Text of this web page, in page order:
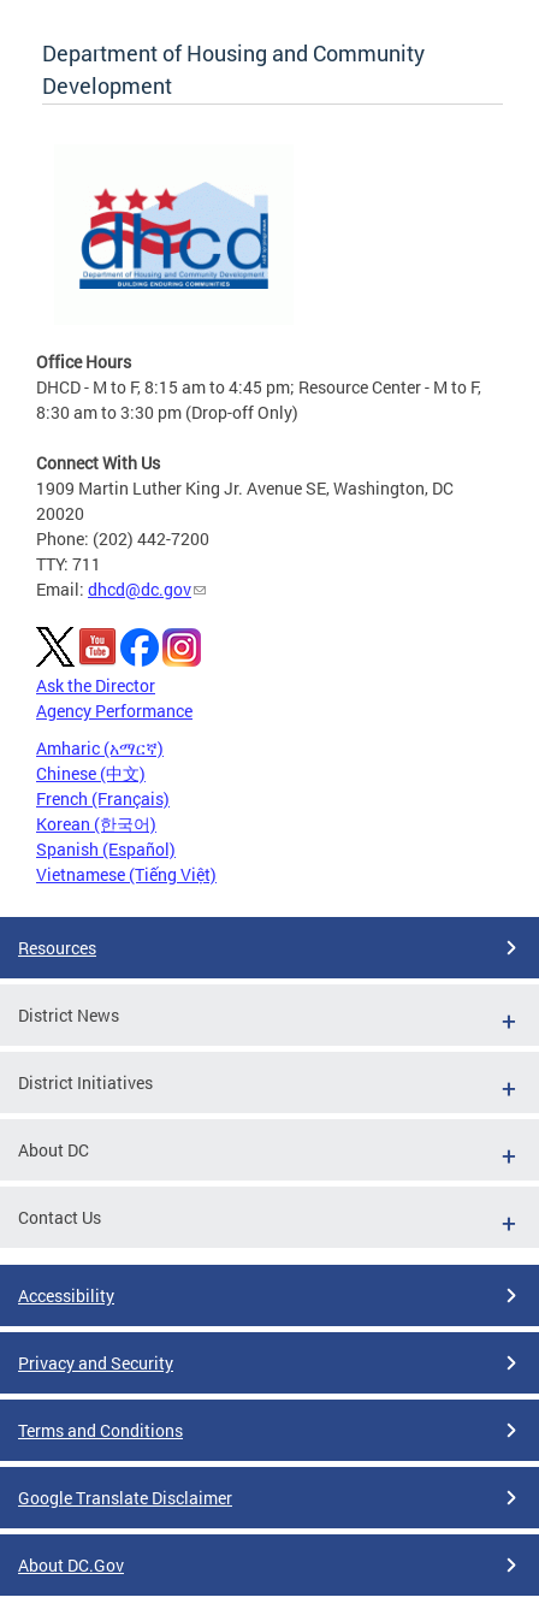
Department of Housing and Community
Development
Office Hours
DHCD - M to F, 8:15 am to 4:45 pm; Resource Center - M to F,
8:30 am to 3:30 pm (Drop-off Only)
Connect With Us
1909 Martin Luther King Jr. Avenue SE, Washington, DC
20020
Phone: (202) 442-7200
TTY: 711
Email: dhcd@dc.gov
Ask the Director
Agency Performance
Amharic (አማርኛ)
Chinese (中文)
French (Français)
Korean (한국어)
Spanish (Español)
Vietnamese (Tiếng Việt)
Resources
District News
District Initiatives
About DC
Contact Us
Accessibility
Privacy and Security
Terms and Conditions
Google Translate Disclaimer
About DC.Gov